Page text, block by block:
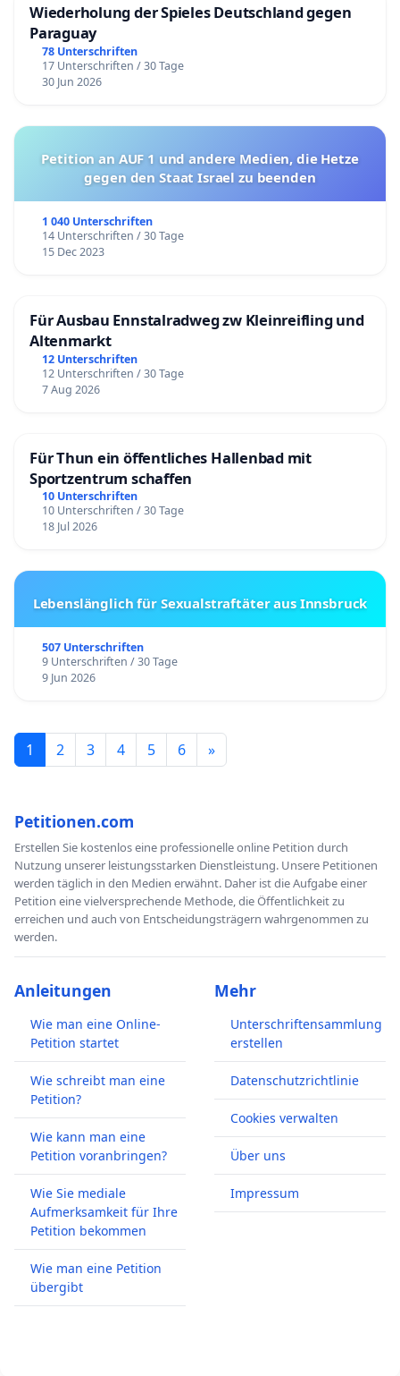
Wiederholung der Spieles Deutschland gegen
Paraguay
78 Unterschriften
17 Unterschriften / 30 Tage
30 Jun 2026
Petition an AUF 1 und andere Medien, die Hetze
gegen den Staat Israel zu beenden
1 040 Unterschriften
14 Unterschriften / 30 Tage
15 Dec 2023
Für Ausbau Ennstalradweg zw Kleinreifling und
Altenmarkt
12 Unterschriften
12 Unterschriften / 30 Tage
7 Aug 2026
Für Thun ein öffentliches Hallenbad mit
Sportzentrum schaffen
10 Unterschriften
10 Unterschriften / 30 Tage
18 Jul 2026
Lebenslänglich für Sexualstraftäter aus Innsbruck
507 Unterschriften
9 Unterschriften / 30 Tage
9 Jun 2026
1 2 3 4 5 6 »
Petitionen.com
Erstellen Sie kostenlos eine professionelle online Petition durch
Nutzung unserer leistungsstarken Dienstleistung. Unsere Petitionen
werden täglich in den Medien erwähnt. Daher ist die Aufgabe einer
Petition eine vielversprechende Methode, die Öffentlichkeit zu
erreichen und auch von Entscheidungsträgern wahrgenommen zu
werden.
Anleitungen
Wie man eine Online-
Petition startet
Wie schreibt man eine
Petition?
Wie kann man eine
Petition voranbringen?
Wie Sie mediale
Aufmerksamkeit für Ihre
Petition bekommen
Wie man eine Petition
übergibt
Mehr
Unterschriftensammlung
erstellen
Datenschutzrichtlinie
Cookies verwalten
Über uns
Impressum